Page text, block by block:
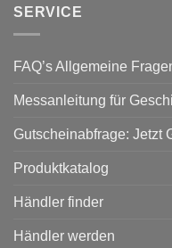
SERVICE
FAQ’s Allgemeine
Messanleitung für
Gutscheinabfrage: Jetzt
Produktkatalog
Händler finder
Händler werden